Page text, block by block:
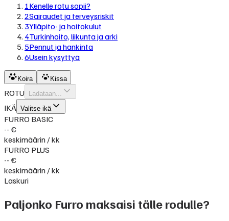
1Kenelle rotu sopii?
2Sairaudet ja terveysriskit
3Ylläpito- ja hoitokulut
4Turkinhoito, liikunta ja arki
5Pennut ja hankinta
6Usein kysyttyä
Koira Kissa
ROTU Ladataan...
IKÄ Valitse ikä
FURRO BASIC
-- €
keskimäärin / kk
FURRO PLUS
-- €
keskimäärin / kk
Laskuri
Paljonko Furro maksaisi tälle rodulle?